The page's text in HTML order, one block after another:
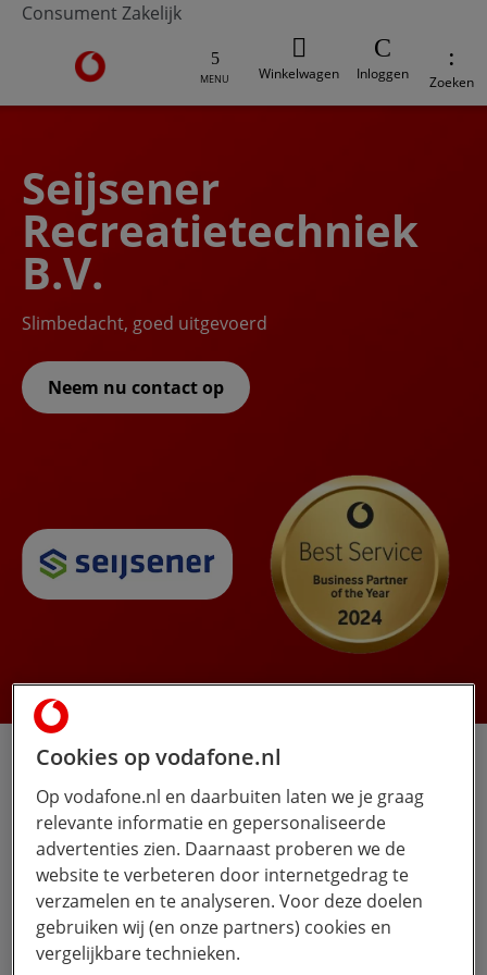
Consument Zakelijk
Ga naar de Vodafone homepage
MENU Winkelwagen Inloggen Zoeken
Seijsener
Recreatietechniek
B.V.
Slimbedacht, goed uitgevoerd
Neem nu contact op
Over Seijsener
Seijsener, opgericht in 1963, is inmiddels uitgegroeid
tot Europees marktleider in recreatietechniek. Wij
ondersteunen bedrijven van elke omvang met advies,
installatie en beheer. Bij Seijsener combineren we
traditie met innovatie om de best mogelijke
oplossingen te bieden.
Cookies op vodafone.nl
Op vodafone.nl en daarbuiten laten we je graag
relevante informatie en gepersonaliseerde
advertenties zien. Daarnaast proberen we de
website te verbeteren door internetgedrag te
verzamelen en te analyseren. Voor deze doelen
gebruiken wij (en onze partners) cookies en
vergelijkbare technieken.